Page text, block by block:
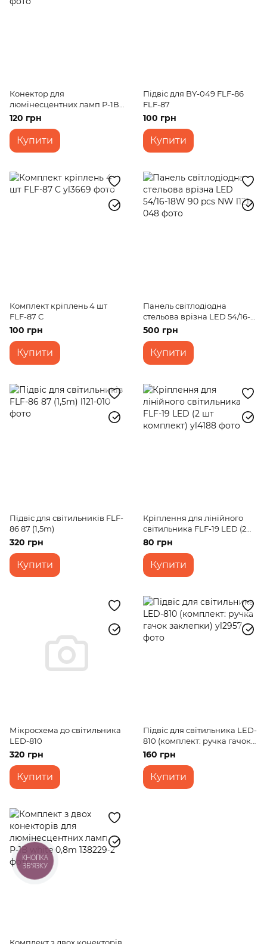
Конектор для
люмінесцентних ламп Р-1В
white 0,8m
120 грн
Купити
Підвіс для BY-049 FLF-86
FLF-87
100 грн
Купити
Комплект кріплень 4 шт
FLF-87 C
100 грн
Купити
Панель світлодіодна
стельова врізна LED 54/16-
18W 90 pcs NW
500 грн
Купити
Підвіс для світильників FLF-
86 87 (1,5m)
320 грн
Купити
Кріплення для лінійного
світильника FLF-19 LED (2
шт комплект)
80 грн
Купити
Мікросхема до світильника
LED-810
320 грн
Купити
Підвіс для світильника LED-
810 (комплект: ручка гачок
заклепки)
160 грн
Купити
КНОПКА
ЗВ'ЯЗКУ